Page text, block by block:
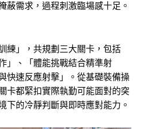
蔽需求，過程刺激臨場感十足。
練」，共規劃三大關卡，包括
」、「體能挑戰結合精準射
快速反應射擊」。從基礎裝備操
卡都緊扣實際執勤可能面對的突
下的冷靜判斷與即時應對能力。